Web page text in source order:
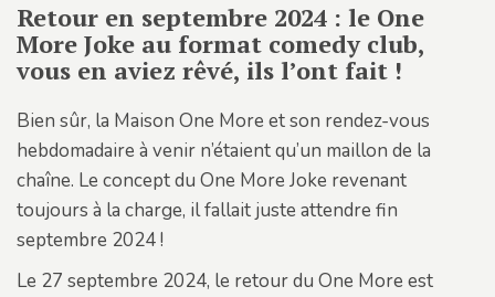
Retour en septembre 2024 : le One
More Joke au format comedy club,
vous en aviez rêvé, ils l’ont fait !
Bien sûr, la Maison One More et son rendez-vous
hebdomadaire à venir n’étaient qu’un maillon de la
chaîne. Le concept du One More Joke revenant
toujours à la charge, il fallait juste attendre fin
septembre 2024 !
Le 27 septembre 2024, le retour du One More est